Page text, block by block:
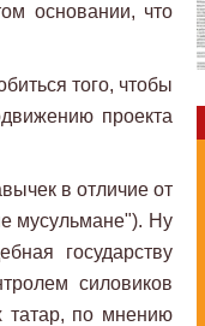
основании, что
того, чтобы
проекта
в отличие от
мусульмане"). Ну
государству
силовиков
татар, по мнению